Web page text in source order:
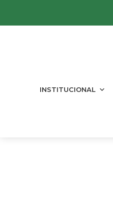
INSTITUCIONAL